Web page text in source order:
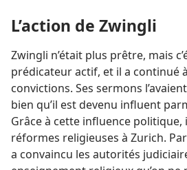
L’action de Zwingli
Zwingli n’était plus prêtre, mais
prédicateur actif, et il a continué
convictions. Ses sermons
bien qu’il est devenu influent
Grâce à cette influence politique,
réformes religieuses à Zurich.
a convaincu les autorités